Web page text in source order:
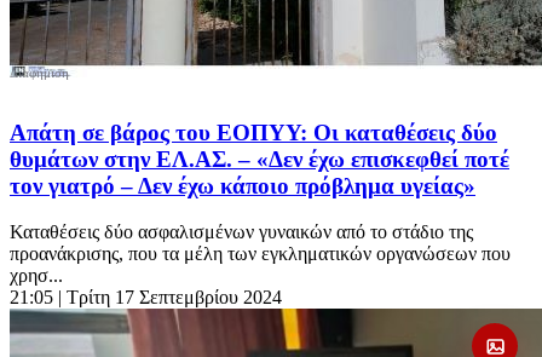
Απάτη σε βάρος του ΕΟΠΥΥ: Οι καταθέσεις δύο
θυμάτων στην ΕΛ.ΑΣ. – «Δεν έχω επισκεφθεί ποτέ
τον γιατρό – Δεν έχω κάποιο πρόβλημα υγείας»
Καταθέσεις δύο ασφαλισμένων γυναικών από το στάδιο της
προανάκρισης, που τα μέλη των εγκληματικών οργανώσεων που
χρησ...
21:05 | Τρίτη 17 Σεπτεμβρίου 2024